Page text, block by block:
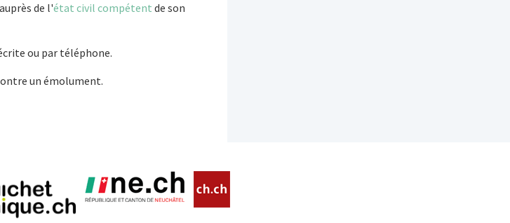
de l'état civil compétent de son
ou par téléphone.
un émolument.